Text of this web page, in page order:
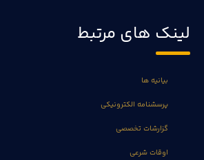
لینک های مرتبط
بیانیه ها
پرسشنامه الکترونیکی
گزارشات تخصصی
اوقات شرعی